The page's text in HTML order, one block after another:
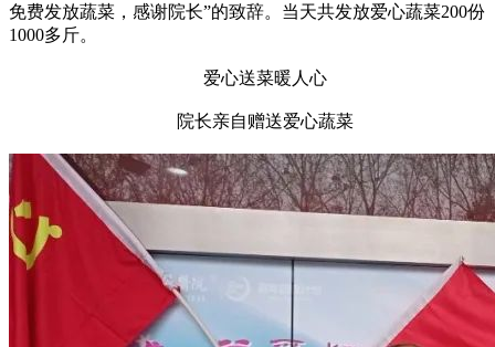
免费发放蔬菜，感谢院长”的致辞。当天共发放爱心蔬菜200份
1000多斤。
爱心送菜暖人心
院长亲自赠送爱心蔬菜